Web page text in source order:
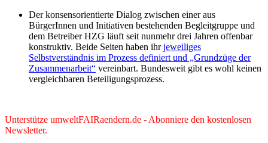
Der konsensorientierte Dialog zwischen einer aus
BürgerInnen und Initiativen bestehenden Begleitgruppe und
dem Betreiber HZG läuft seit nunmehr drei Jahren offenbar
konstruktiv. Beide Seiten haben ihrjeweiliges
Selbstverständnis im Prozess definiert und „Grundzüge der
Zusammenarbeit“ vereinbart. Bundesweit gibt es wohl keinen
vergleichbaren Beteiligungsprozess.
Unterstütze umweltFAIRaendern.de - Abonniere den kostenlosen
Newsletter.